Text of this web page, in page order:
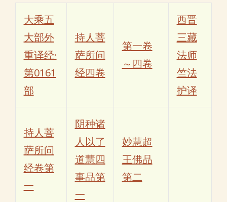
大乘五
大部外
重译经·
第0161
部
持人菩
萨所问
经四卷
第一卷
～四卷
西晋
三藏
法师
竺法
护译
持人菩
萨所问
经卷第
一
阴种诸
人以了
道慧四
事品第
一
妙慧超
王佛品
第二